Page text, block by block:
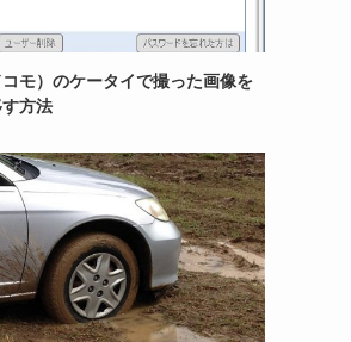
モ）のケータイで撮った画像を
方法